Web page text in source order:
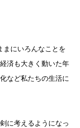
まにいろんなことを
済も大きく動いた年
など私たちの生活に
に考えるようになっ